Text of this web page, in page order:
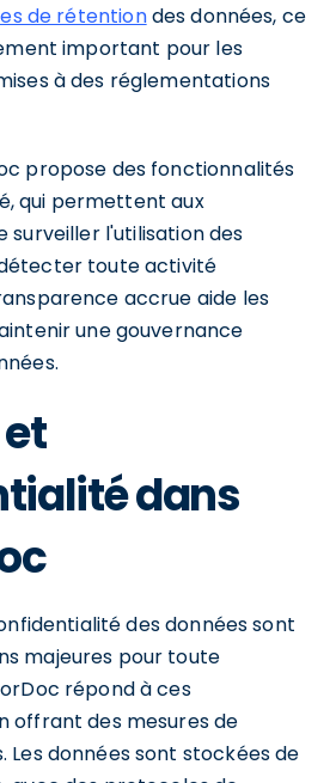
de rétentiondes données, ce
important pour les
à des réglementations
propose des fonctionnalités
qui permettent aux
surveiller l'utilisation des
toute activité
accrue aide les
une gouvernance
dans
des données sont
majeures pour toute
répond à ces
offrant des mesures de
Les données sont stockées de